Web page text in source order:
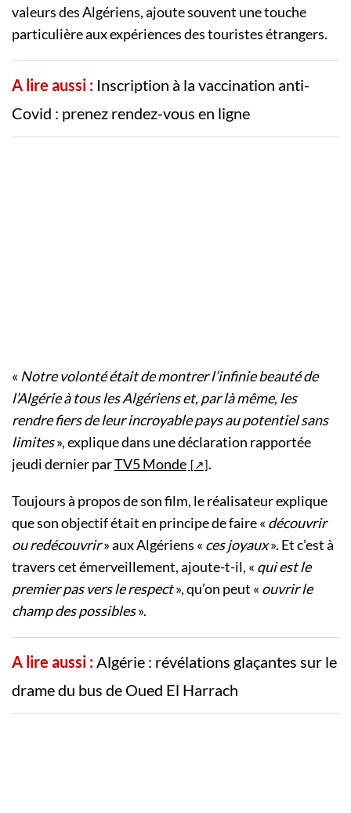
valeurs des Algériens, ajoute souvent une touche
particulière aux expériences des touristes étrangers.
A lire aussi : Inscription à la vaccination anti-
Covid : prenez rendez-vous en ligne
« Notre volonté était de montrer l’infinie beauté de
l’Algérie à tous les Algériens et, par là même, les
rendre fiers de leur incroyable pays au potentiel sans
limites», explique dans une déclaration rapportée
jeudi dernier parTV5 Monde .
Toujours à propos de son film, le réalisateur explique
que son objectif était en principe de faire « découvrir
ou redécouvrir» aux Algériens « ces joyaux». Et c’est à
travers cet émerveillement, ajoute-t-il, « qui est le
premier pas vers le respect», qu’on peut « ouvrir le
champ des possibles».
A lire aussi :Algérie : révélations glaçantes sur le
drame du bus de Oued El Harrach